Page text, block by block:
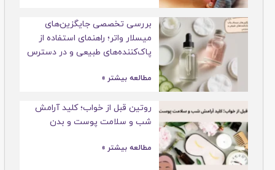
بررسی تخصصی جایگزین‌های
میسلار واتر؛ راهنمای استفاده از
پاک‌کننده‌های طبیعی و در دسترس
مطالعه بیشتر »
روتین قبل از خواب؛ کلید آرامش
شب و سلامت پوست و بدن
مطالعه بیشتر »